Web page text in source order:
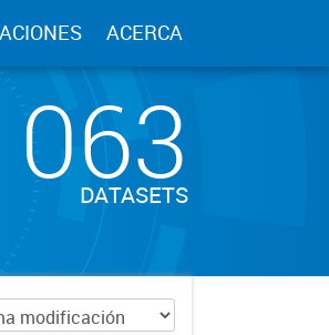
ACERCA
063
DATASETS